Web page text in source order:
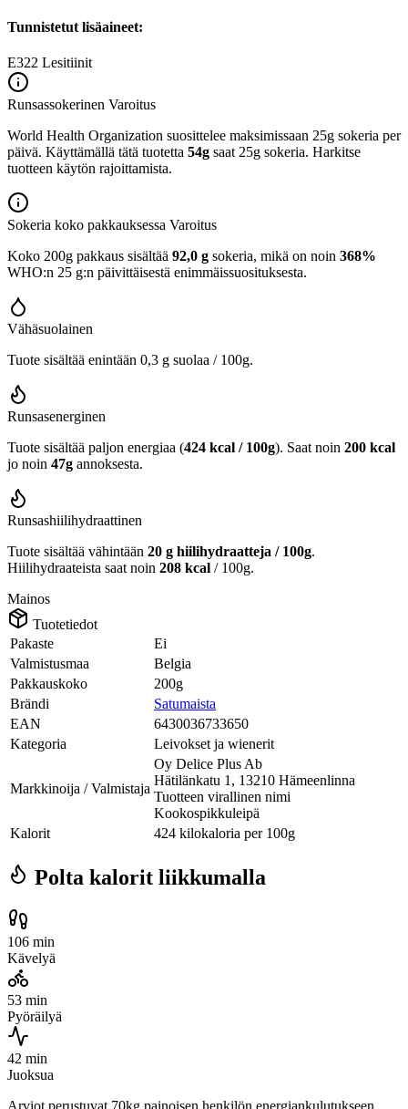
Tunnistetut lisäaineet:
E322 Lesitiinit
Runsassokerinen Varoitus
World Health Organization suosittelee maksimissaan 25g sokeria per
päivä. Käyttämällä tätä tuotetta 54g saat 25g sokeria. Harkitse
tuotteen käytön rajoittamista.
Sokeria koko pakkauksessa Varoitus
Koko 200g pakkaus sisältää 92,0 g sokeria, mikä on noin 368%
WHO:n 25 g:n päivittäisestä enimmäissuosituksesta.
Vähäsuolainen
Tuote sisältää enintään 0,3 g suolaa / 100g.
Runsasenerginen
Tuote sisältää paljon energiaa (424 kcal / 100g). Saat noin 200 kcal
jo noin 47g annoksesta.
Runsashiilihydraattinen
Tuote sisältää vähintään 20 g hiilihydraatteja / 100g.
Hiilihydraateista saat noin 208 kcal / 100g.
Mainos
Tuotetiedot
Pakaste
Ei
Valmistusmaa
Belgia
Pakkauskoko
200g
Brändi
Satumaista
EAN
6430036733650
Kategoria
Leivokset ja wienerit
Markkinoija / Valmistaja
Oy Delice Plus Ab
Hätilänkatu 1, 13210 Hämeenlinna
Tuotteen virallinen nimi
Kookospikkuleipä
Kalorit
424 kilokaloria per 100g
Polta kalorit liikkumalla
106 min
Kävelyä
53 min
Pyöräilyä
42 min
Juoksua